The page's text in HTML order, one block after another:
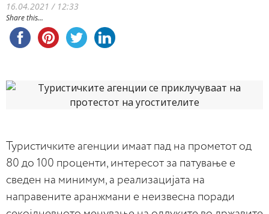
16.04.2021 / 12:33
Share this...
Туристичките агенции имаат пад на прометот од
80 до 100 проценти, интересот за патување е
сведен на минимум, а реализацијата на
направените аранжмани е неизвесна поради